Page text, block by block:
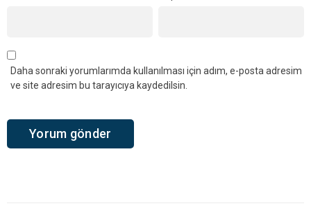
Daha sonraki yorumlarımda kullanılması için adım, e-posta adresim
ve site adresim bu tarayıcıya kaydedilsin.